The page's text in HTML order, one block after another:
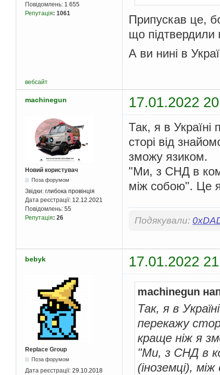
Повідомлень: 1 655
Репутація: 1061
Припускав це,
що підтвердили
А ви нині в
вебсайт
machinegun 17.01.2022
Новий користувач
Поза форумом
Звідки: глибока провінція
Дата реєстрації: 12.12.2021
Повідомлень: 55
Репутація: 26
Так, я в
сторі від
зможу язиком.
"Ми, з СНД в
між собою". Це
Подякували:
bebyk 17.01.2022
Replace Group
Поза форумом
Дата реєстрації: 29.10.2018
machinegun
Так, я в
перекажу
краще ніж я
"Ми, з СНД в
(іноземці),